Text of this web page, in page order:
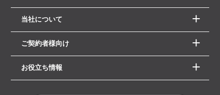
当社について
ご契約者様向け
お役立ち情報